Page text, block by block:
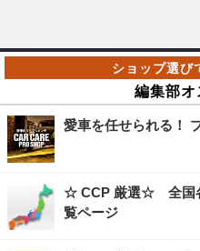
編集部オ
愛車を任せられる！
☆ CCP 厳選☆ 全国
覧ページ